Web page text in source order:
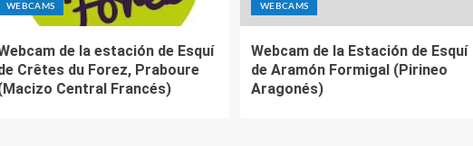
WEBCAMS
de la estación de Esquí
Crêtes du Forez, Praboure
Central Francés)
WEBCAMS
Webcam de la Estación de Esquí
de Aramón Formigal (Pirineo
Aragonés)